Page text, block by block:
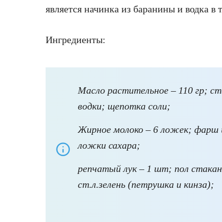
является начинка из баранины и водка в
Ингредиенты:
Масло растительное – 110 гр;
водки; щепотка соли;
Жирное молоко – 6 ложек; фарш
ложки сахара;
репчатый лук – 1 шт; пол
ст.л.зелень (петрушка и кинза);